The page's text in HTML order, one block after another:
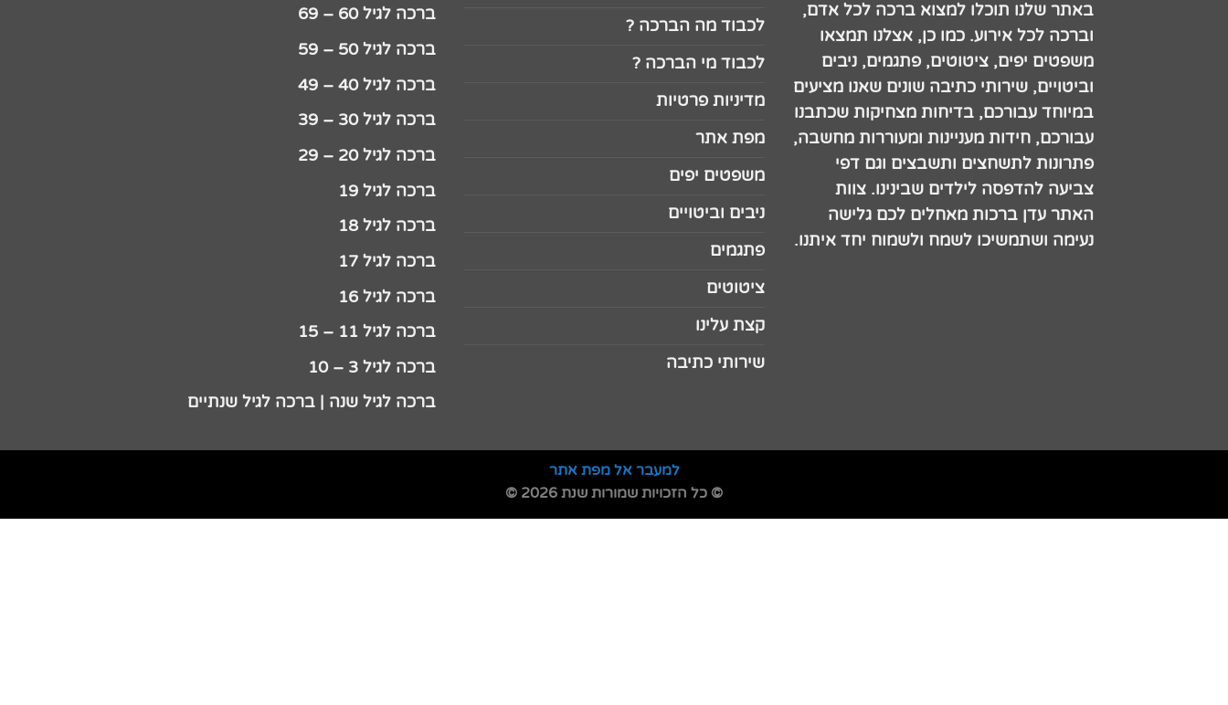
באתר שלנו תוכלו למצוא ברכה לכל אדם,
וברכה לכל אירוע. כמו כן, אצלנו תמצאו
משפטים יפים, ציטוטים, פתגמים, ניבים
וביטויים, שירותי כתיבה שונים שאנו מציעים
במיוחד עבורכם, בדיחות מצחיקות שכתבנו
עבורכם, חידות מעניינות ומעוררות מחשבה,
פתרונות לתשחצים ותשבצים וגם דפי
צביעה להדפסה לילדים שבינינו. צוות
האתר עדן ברכות מאחלים לכם גלישה
נעימה ושתמשיכו לשמח ולשמוח יחד איתנו.
לכבוד מה הברכה ?
לכבוד מי הברכה ?
מדיניות פרטיות
מפת אתר
משפטים יפים
ניבים וביטויים
פתגמים
ציטוטים
קצת עלינו
שירותי כתיבה
ברכה לגיל 60 – 69
ברכה לגיל 50 – 59
ברכה לגיל 40 – 49
ברכה לגיל 30 – 39
ברכה לגיל 20 – 29
ברכה לגיל 19
ברכה לגיל 18
ברכה לגיל 17
ברכה לגיל 16
ברכה לגיל 11 – 15
ברכה לגיל 3 – 10
ברכה לגיל שנה | ברכה לגיל שנתיים
למעבר אל מפת אתר
© כל הזכויות שמורות שנת 2026 ©